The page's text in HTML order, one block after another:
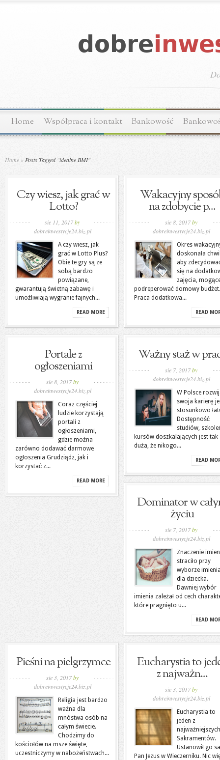
Home Współpraca i kontakt Bankowość
Home » Posts Tagged "idealne BMI"
Czy wiesz, jak grać w
Lotto?
sie 11, 2017by
dobreinwestycje24.biz.pl
A czy wiesz, jak
grać w Lotto Plus?
Obie te gry są ze
sobą bardzo
powiązane,
gwarantują świetną zabawę i
umożliwiają wygranie fajnych...
READ MORE
Wakacyjny
na zdobycie p...
sie 8, 2017by
dobreinwestycje24.biz.pl
Okres
doskonała
aby
się na
zajęcia,
podreperować domowy budżet.
Praca dodatkowa...
READ
Portale z
ogłoszeniami
sie 8, 2017by
dobreinwestycje24.biz.pl
Coraz częściej
ludzie korzystają
portali z
ogłoszeniami,
gdzie można
zarówno dodawać darmowe
ogłoszenia Grudziądz, jak i
korzystać z...
READ MORE
Ważny staż w
sie 7, 2017by
dobreinwestycje24.biz.pl
W Polsce
swoja karierę
stosunkowo
Dostępność
studiów,
kursów doszkalających jest tak
duża, że nikogo...
READ
Dominator w
życiu
sie 7, 2017by
dobreinwestycje24.biz.pl
Znaczenie
straciło przy
wyborze
dla dziecka.
Dawniej wybór
imienia zależał od cech
które pragnięto u...
READ
Pieśni na pielgrzymce
sie 3, 2017by
dobreinwestycje24.biz.pl
Religia jest bardzo
ważna dla
mnóstwa osób na
całym świecie.
Chodzimy do
kościołów na msze święte,
uczestniczymy w nabożeństwach...
Eucharystia to
z najważn...
sie 3, 2017by
dobreinwestycje24.biz.pl
Eucharystia to
jeden z
najważniejszych
Sakramentów.
Ustanowił go
Pan Jezus w Wieczerniku. Nic